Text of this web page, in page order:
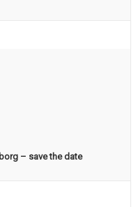
– save the date